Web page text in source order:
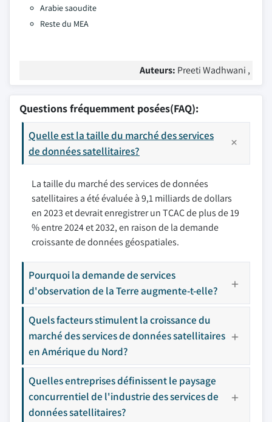
Arabie saoudite
Reste du MEA
Auteurs: Preeti Wadhwani ,
Questions fréquemment posées(FAQ):
Quelle est la taille du marché des services
de données satellitaires?
La taille du marché des services de données
satellitaires a été évaluée à 9,1 milliards de dollars
en 2023 et devrait enregistrer un TCAC de plus de 19
% entre 2024 et 2032, en raison de la demande
croissante de données géospatiales.
Pourquoi la demande de services
d'observation de la Terre augmente-t-elle?
Quels facteurs stimulent la croissance du
marché des services de données satellitaires
en Amérique du Nord?
Quelles entreprises définissent le paysage
concurrentiel de l'industrie des services de
données satellitaires?